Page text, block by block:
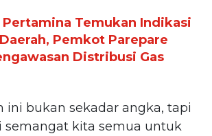
Pertamina Temukan Indikasi
Pemkot Parepare
Distribusi Gas
ini bukan sekadar angka, tapi
semangat kita semua untuk